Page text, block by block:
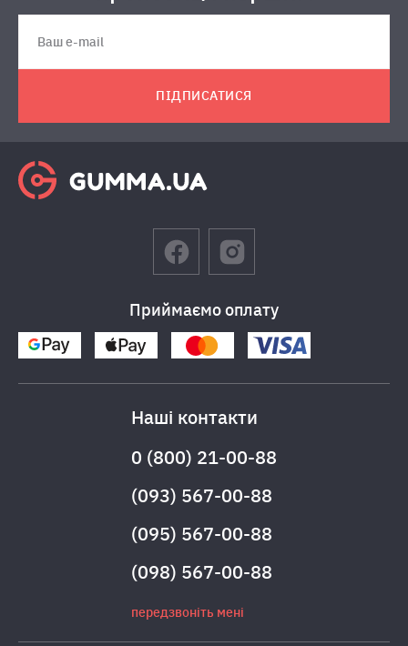
ПІДПИСАТИСЯ
Приймаємо оплату
Наші контакти
0 (800) 21-00-88
(093) 567-00-88
(095) 567-00-88
(098) 567-00-88
передзвоніть мені